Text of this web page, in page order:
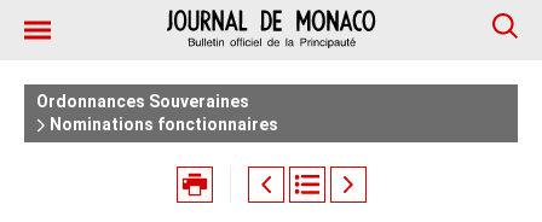
Ordonnances Souveraines
Nominations fonctionnaires